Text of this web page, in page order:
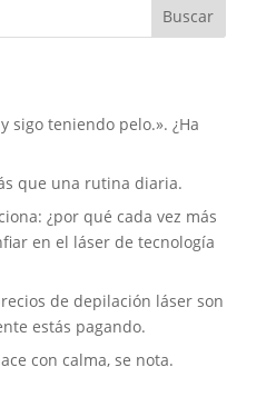
Buscar
sigo teniendo pelo.». ¿Ha
que una rutina diaria.
¿por qué cada vez más
en el láser de tecnología
de depilación láser son
estás pagando.
con calma, se nota.